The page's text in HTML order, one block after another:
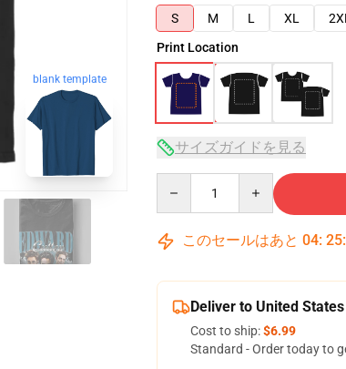
blank template
S
M L XL 2XL
Print Location
サイズガイドを見る
このセールはあと 04: 25:
Deliver to United States
Cost to ship:$6.99
Standard - Order today to